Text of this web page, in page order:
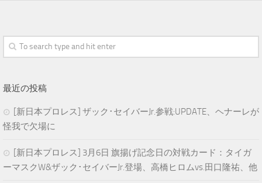
最近の投稿
[新日本プロレス] ザック･セイバーJr.参戦:UPDATE、ヘナーレが
怪我で欠場に
[新日本プロレス] 3月6日 旗揚げ記念日の対戦カード：タイガ
ーマスクW&ザック･セイバーJr.登場、高橋ヒロムvs.田口隆祐、他